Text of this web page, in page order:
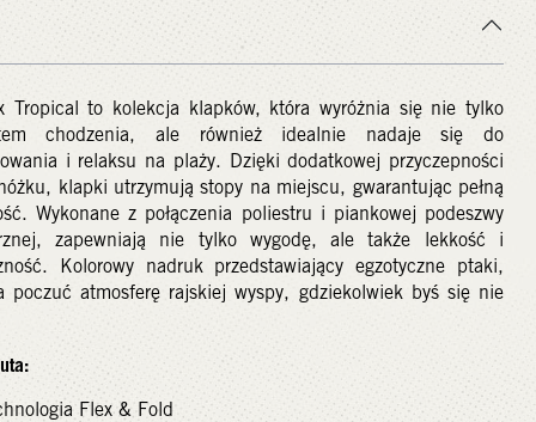
Tropical to kolekcja klapków, która wyróżnia się nie tylko
chodzenia, ale również idealnie nadaje się do
i relaksu na plaży. Dzięki dodatkowej przyczepności
klapki utrzymują stopy na miejscu, gwarantując pełną
Wykonane z połączenia poliestru i piankowej podeszwy
zapewniają nie tylko wygodę, ale także lekkość i
Kolorowy nadruk przedstawiający egzotyczne ptaki,
poczuć atmosferę rajskiej wyspy, gdziekolwiek byś się nie
Flex & Fold